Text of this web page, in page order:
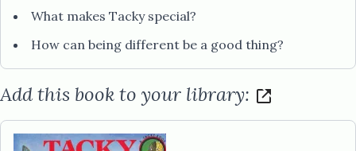
What makes Tacky special?​​​​‌ ‍ ​‍​‍‌‍ ‌ ​‍‌‍‍‌‌‍‌ ‌‍‍‌‌‍ ‍​‍​‍​ ‍‍​‍​‍‌ ​ ‌‍​‌‌‍ ‍‌‍‍‌‌ ‌​‌ ‍‌​‍ ‍‌‍‍‌‌‍ ​‍​‍​‍ ​​‍​‍‌‍‍​‌ ​‍‌‍‌‌‌‍‌‍​‍​‍​ ‍‍​‍​‍‌‍‍​‌ ‌​‌ ‌​‌ ​​‌ ​ ​ ‍‍​‍ ​‍ ‌ ​​‌‍‍‌‌‍​ ‌ ‌​‌ ‌‌‌ ​‍‌‍‌‌‌‍​‍‌‍ ‌‍ ‌‍‍ ‌ ​‍‌‍‌‌‌ ‌‍‌‍‍‌‌‍‌‌‌ ‌ ​‍ ‍‌ ​ ‌‍​‌‌‍ ‍‌‍‍‌‌ ‌​‌ ‍‌​‍ ‍‌ ​ ‌ ‌​‌ ‌‌‌‍‌​‌‍‍‌‌‍ ​‍ ‌‍‍‌‌‍ ‍‌ ‌​‌‍‌‌‌‍ ‍‌ ‌​​‍ ‌‍‌‌‌‍‌​‌‍‍‌‌ ‌​​‍ ‌‍ ‌‌‍ ‌‍‌​‌‍‌‌​ ‌‌ ​​‌ ​‍‌‍‌‌‌ ​ ‌‍‌‌‌‍ ‍‌ ‌​‌‍​‌‌ ‌​‌‍‍‌‌‍ ‌‍ ‍​ ‍ ‌‍‍‌‌‍‌​​ ‌‌‍ ‌‌​ ‌ ‌‍​ ‍‌​ ​‍‌ ​ ‌​ ​‌‌‍‌‌ ​​‌ ​ ‌‌‌ ‌‍‌‍​ ‌‌‌ ​‍​ ‌‍‌‌‌​‌​‍ ‌ ‍​‌ ​ ‌ ​‍‌ ‍​‌​‍‍​ ‍ ‌ ‌​‌ ‍‌‌ ​​‌‍‌‌​ ‌‌ ​‍‌‍‌‌‌ ‌‍‌‍‍‌‌‍‌‌‌ ‌ ​ ‍ ‌ ​​‌‍​‌‌ ‌​‌‍‍​​ ‌‌‍​‍‌‍ ‌‍‌​‌ ‍‌​‍‌‌​ ‌‌‌​​‍‌‌ ‌‍‍ ‌‍‌‌‌ ‍‌​‍‌‌​ ​ ‌​‌​​‍‌‌​ ​ ‌​‌​​‍‌‌​ ​‍​ ​‍‌ ​‍‌‍‌‌‌‍​‌‌‍‌​‌‍‍‌‌‍ ‍‌‍‌ ‌‌​‌‌ ‌‌‌‍‌‌‌ ​ ‌ ‌​‌‍‍‌‌‍ ‌‍ ‍‌ ​ ​‍‌‌​ ​‍​ ​‍​‍‌‌​ ‌‌‌​‌​​‍ ‍‌ ​‌‌ ‌‌‌‍‌‌‌ ​ ‌ ‌​‌‍‍‌‌‍ ‌‍ ‍‌ ​ ​‍‌‌​ ‌‌‌​​‍​ ​‌​‍‌‌​ ‌‌‌​‌​​ ‌‍​‍‌‍​‌‌ ​ ‌‍‌‌‌‌‌‌‌ ​‍‌‍ ​​ ‌‌‍‍​‌ ‌​‌ ‌​‌ ​​‌ ​ ​‍‌‌​ ​ ‌​​‌​‍‌‌​ ​‍‌​‌‍​‍‌‌​ ​‍‌​‌‍‌ ​​‌‍‍‌‌‍​ ‌ ‌​‌ ‌‌‌ ​‍‌‍‌‌‌‍​‍‌‍ ‌‍ ‌‍‍ ‌ ​‍‌‍‌‌‌ ‌‍‌‍‍‌‌‍‌‌‌ ‌ ​‍ ‍‌ ​ ‌‍​‌‌‍ ‍‌‍‍‌‌ ‌​‌ ‍‌​‍ ‍‌ ​ ‌ ‌​‌ ‌‌‌‍‌​‌‍‍‌‌‍ ​‍‌‍‌‍‍‌‌‍‌​​ ‌‌‍ ‌‌​ ‌ ‌‍​ ‍‌​ ​‍‌ ​ ‌​ ​‌‌‍‌‌ ​​‌ ​ ‌‌‌ ‌‍‌‍​ ‌‌‌ ​‍​ ‌‍‌‌‌​‌​‍ ‌ ‍​‌ ​ ‌ ​‍‌ ‍​‌​‍‍​‍‌‍‌ ‌​‌ ‍‌‌ ​​‌‍‌‌​ ‌‌ ​‍‌‍‌‌‌ ‌‍‌‍‍‌‌‍‌‌‌ ‌ ​‍‌‍‌ ​​‌‍​‌‌ ‌​‌‍‍​​ ‌‌‍​‍‌‍ ‌‍‌​‌ ‍‌​‍‌‌​ ‌‌‌​​‍‌‌ ‌‍‍ ‌‍‌‌‌ ‍‌​‍‌‌​ ​ ‌​‌​​‍‌‌​ ​ ‌​‌​​‍‌‌​ ​‍​ ​‍‌ ​‍‌‍‌‌‌‍​‌‌‍‌​‌‍‍‌‌‍ ‍‌‍‌ ‌‌​‌‌ ‌‌‌‍‌‌‌ ​ ‌ ‌​‌‍‍‌‌‍ ‌‍ ‍‌ ​ ​‍‌‌​ ​‍​ ​‍​‍‌‌​ ‌‌‌​‌​​‍ ‍‌ ​‌‌ ‌‌‌‍‌‌‌ ​ ‌ ‌​‌‍‍‌‌‍ ‌‍ ‍‌ ​ ​‍‌‌​ ‌‌‌​​‍​ ​‌​‍‌‌​ ‌‌‌​‌​​‍‌‍‌ ​​‌‍‌‌‌ ​‍‌ ​ ‌ ​​‌‍‌‌‌‍​ ‌ ‌​‌‍‍‌‌ ‌‍‌‍‌‌​ ‌‌ ​​‌ ‌‌‌‍​‍‌‍ ​‌‍‍‌‌ ​ ‌‍‍​‌‍‌‌‌‍‌​​‍​‍‌ ‌
How can being different be a good thing?​​​​‌ ‍ ​‍​‍‌‍ ‌ ​‍‌‍‍‌‌‍‌ ‌‍‍‌‌‍ ‍​‍​‍​ ‍‍​‍​‍‌ ​ ‌‍​‌‌‍ ‍‌‍‍‌‌ ‌​‌ ‍‌​‍ ‍‌‍‍‌‌‍ ​‍​‍​‍ ​​‍​‍‌‍‍​‌ ​‍‌‍‌‌‌‍‌‍​‍​‍​ ‍‍​‍​‍‌‍‍​‌ ‌​‌ ‌​‌ ​​‌ ​ ​ ‍‍​‍ ​‍ ‌ ​​‌‍‍‌‌‍​ ‌ ‌​‌ ‌‌‌ ​‍‌‍‌‌‌‍​‍‌‍ ‌‍ ‌‍‍ ‌ ​‍‌‍‌‌‌ ‌‍‌‍‍‌‌‍‌‌‌ ‌ ​‍ ‍‌ ​ ‌‍​‌‌‍ ‍‌‍‍‌‌ ‌​‌ ‍‌​‍ ‍‌ ​ ‌ ‌​‌ ‌‌‌‍‌​‌‍‍‌‌‍ ​‍ ‌‍‍‌‌‍ ‍‌ ‌​‌‍‌‌‌‍ ‍‌ ‌​​‍ ‌‍‌‌‌‍‌​‌‍‍‌‌ ‌​​‍ ‌‍ ‌‌‍ ‌‍‌​‌‍‌‌​ ‌‌ ​​‌ ​‍‌‍‌‌‌ ​ ‌‍‌‌‌‍ ‍‌ ‌​‌‍​‌‌ ‌​‌‍‍‌‌‍ ‌‍ ‍​ ‍ ‌‍‍‌‌‍‌​​ ‌‌‍ ‌‌​ ‌ ‌‍​ ‍‌​ ​‍‌ ​ ‌​ ​‌‌‍‌‌ ​​‌ ​ ‌‌‌ ‌‍‌‍​ ‌‌‌ ​‍​ ‌‍‌‌‌​‌​‍ ‌ ‍​‌ ​ ‌ ​‍‌ ‍​‌​‍‍​ ‍ ‌ ‌​‌ ‍‌‌ ​​‌‍‌‌​ ‌‌ ​‍‌‍‌‌‌ ‌‍‌‍‍‌‌‍‌‌‌ ‌ ​ ‍ ‌ ​​‌‍​‌‌ ‌​‌‍‍​​ ‌‌‍​‍‌‍ ‌‍‌​‌ ‍‌​‍‌‌​ ‌‌‌​​‍‌‌ ‌‍‍ ‌‍‌‌‌ ‍‌​‍‌‌​ ​ ‌​‌​​‍‌‌​ ​ ‌​‌​​‍‌‌​ ​‍​ ​‍‌ ​‍‌‍‌‌‌‍​‌‌‍‌​‌‍‍‌‌‍ ‍‌‍‌ ‌‌​‌‌ ‌‌‌‍‌‌‌ ​ ‌ ‌​‌‍‍‌‌‍ ‌‍ ‍‌ ​ ​‍‌‌​ ​‍​ ​‍​‍‌‌​ ‌‌‌​‌​​‍ ‍‌ ​‌‌ ‌‌‌‍‌‌‌ ​ ‌ ‌​‌‍‍‌‌‍ ‌‍ ‍‌ ​ ​‍‌‌​ ‌‌‌​​‍​ ​‍​‍‌‌​ ‌‌‌​‌​​ ‌‍​‍‌‍​‌‌ ​ ‌‍‌‌‌‌‌‌‌ ​‍‌‍ ​​ ‌‌‍‍​‌ ‌​‌ ‌​‌ ​​‌ ​ ​‍‌‌​ ​ ‌​​‌​‍‌‌​ ​‍‌​‌‍​‍‌‌​ ​‍‌​‌‍‌ ​​‌‍‍‌‌‍​ ‌ ‌​‌ ‌‌‌ ​‍‌‍‌‌‌‍​‍‌‍ ‌‍ ‌‍‍ ‌ ​‍‌‍‌‌‌ ‌‍‌‍‍‌‌‍‌‌‌ ‌ ​‍ ‍‌ ​ ‌‍​‌‌‍ ‍‌‍‍‌‌ ‌​‌ ‍‌​‍ ‍‌ ​ ‌ ‌​‌ ‌‌‌‍‌​‌‍‍‌‌‍ ​‍‌‍‌‍‍‌‌‍‌​​ ‌‌‍ ‌‌​ ‌ ‌‍​ ‍‌​ ​‍‌ ​ ‌​ ​‌‌‍‌‌ ​​‌ ​ ‌‌‌ ‌‍‌‍​ ‌‌‌ ​‍​ ‌‍‌‌‌​‌​‍ ‌ ‍​‌ ​ ‌ ​‍‌ ‍​‌​‍‍​‍‌‍‌ ‌​‌ ‍‌‌ ​​‌‍‌‌​ ‌‌ ​‍‌‍‌‌‌ ‌‍‌‍‍‌‌‍‌‌‌ ‌ ​‍‌‍‌ ​​‌‍​‌‌ ‌​‌‍‍​​ ‌‌‍​‍‌‍ ‌‍‌​‌ ‍‌​‍‌‌​ ‌‌‌​​‍‌‌ ‌‍‍ ‌‍‌‌‌ ‍‌​‍‌‌​ ​ ‌​‌​​‍‌‌​ ​ ‌​‌​​‍‌‌​ ​‍​ ​‍‌ ​‍‌‍‌‌‌‍​‌‌‍‌​‌‍‍‌‌‍ ‍‌‍‌ ‌‌​‌‌ ‌‌‌‍‌‌‌ ​ ‌ ‌​‌‍‍‌‌‍ ‌‍ ‍‌ ​ ​‍‌‌​ ​‍​ ​‍​‍‌‌​ ‌‌‌​‌​​‍ ‍‌ ​‌‌ ‌‌‌‍‌‌‌ ​ ‌ ‌​‌‍‍‌‌‍ ‌‍ ‍‌ ​ ​‍‌‌​ ‌‌‌​​‍​ ​‍​‍‌‌​ ‌‌‌​‌​​‍‌‍‌ ​​‌‍‌‌‌ ​‍‌ ​ ‌ ​​‌‍‌‌‌‍​ ‌ ‌​‌‍‍‌‌ ‌‍‌‍‌‌​ ‌‌ ​​‌ ‌‌‌‍​‍‌‍ ​‌‍‍‌‌ ​ ‌‍‍​‌‍‌‌‌‍‌​​‍​‍‌ ‌
Add this book to your library: